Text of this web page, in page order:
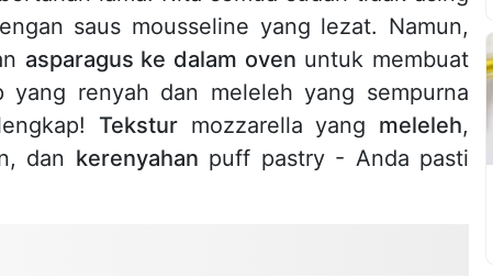
saus mousseline yang lezat. Namun,
asparagus ke dalam oven untuk membuat
renyah dan meleleh yang sempurna
Tekstur mozzarella yang meleleh,
dan kerenyahan puff pastry - Anda pasti